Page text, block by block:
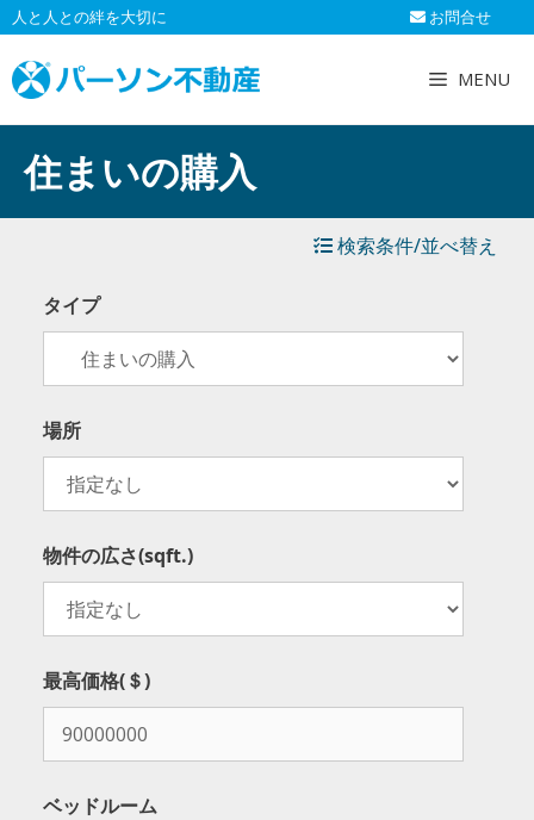
コ
ン
テ
ン
ツ
キ
人と人との絆を大切に お問合せ
MENU
住まいの購入
検索条件/並べ替え
タイプ
場所
物件の広さ(sqft.)
最高価格(＄)
ベッドルーム